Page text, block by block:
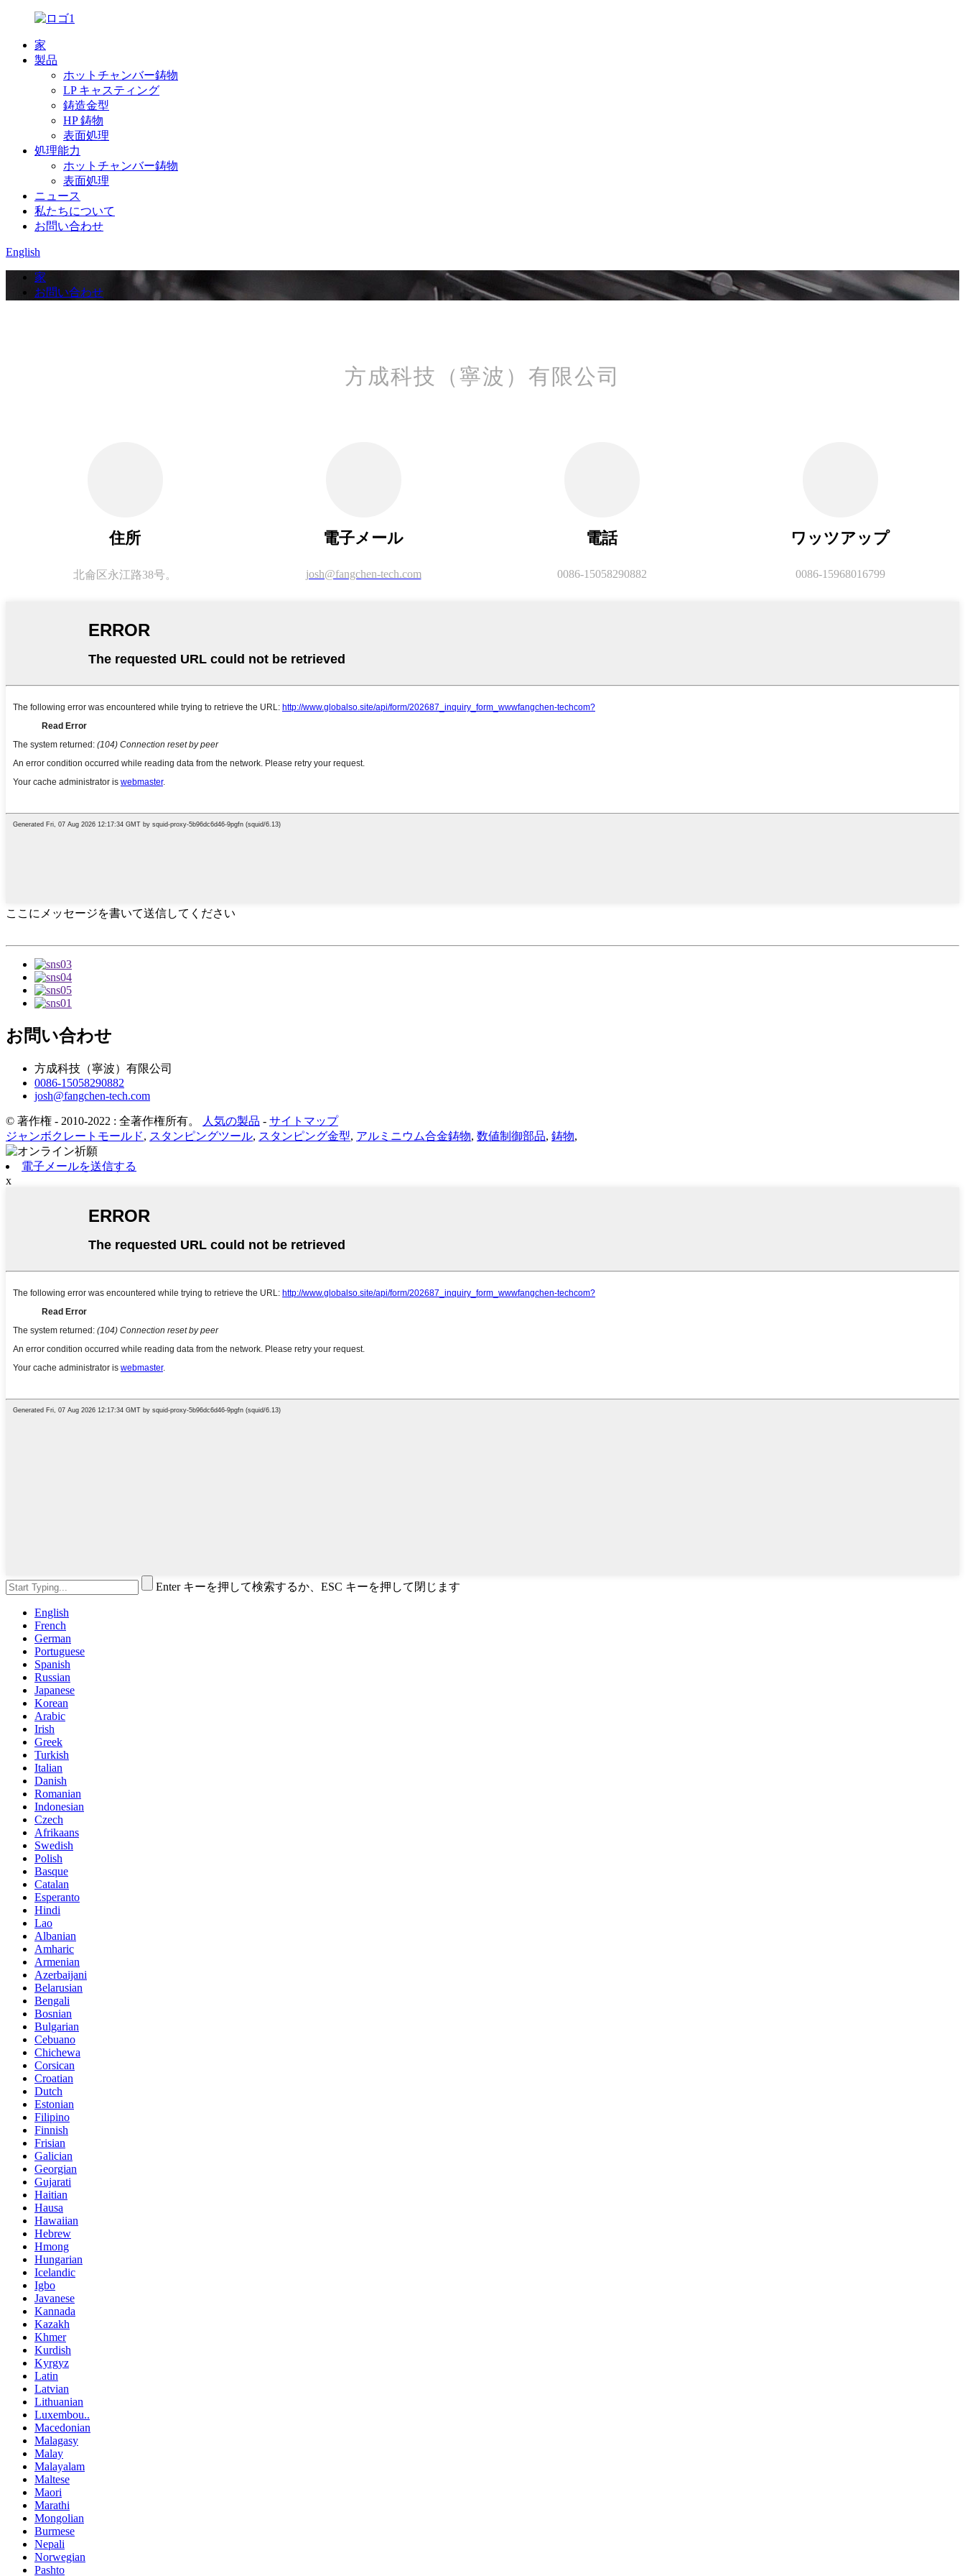
家
製品
ホットチャンバー鋳物
LP キャスティング
鋳造金型
HP 鋳物
表面処理
処理能力
ホットチャンバー鋳物
表面処理
ニュース
私たちについて
お問い合わせ
English
家
お問い合わせ
方成科技（寧波）有限公司
住所
北侖区永江路38号。
電子メール
josh@fangchen-tech.com
電話
0086-15058290882
ワッツアップ
0086-15968016799
ここにメッセージを書いて送信してください
お問い合わせ
方成科技（寧波）有限公司
0086-15058290882
josh@fangchen-tech.com
© 著作権 - 2010-2022 : 全著作権所有。 人気の製品 - サイトマップ
ジャンボクレートモールド, スタンピングツール, スタンピング金型, アルミニウム合金鋳物, 数値制御部品, 鋳物,
電子メールを送信する
x
Enter キーを押して検索するか、ESC キーを押して閉じます
English
French
German
Portuguese
Spanish
Russian
Japanese
Korean
Arabic
Irish
Greek
Turkish
Italian
Danish
Romanian
Indonesian
Czech
Afrikaans
Swedish
Polish
Basque
Catalan
Esperanto
Hindi
Lao
Albanian
Amharic
Armenian
Azerbaijani
Belarusian
Bengali
Bosnian
Bulgarian
Cebuano
Chichewa
Corsican
Croatian
Dutch
Estonian
Filipino
Finnish
Frisian
Galician
Georgian
Gujarati
Haitian
Hausa
Hawaiian
Hebrew
Hmong
Hungarian
Icelandic
Igbo
Javanese
Kannada
Kazakh
Khmer
Kurdish
Kyrgyz
Latin
Latvian
Lithuanian
Luxembou..
Macedonian
Malagasy
Malay
Malayalam
Maltese
Maori
Marathi
Mongolian
Burmese
Nepali
Norwegian
Pashto